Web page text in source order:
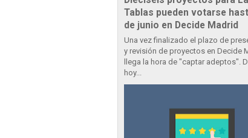
Tablas pueden votarse
de junio en Decide Madrid
Una vez finalizado el plazo de
y revisión de proyectos en Decide
llega la hora de "captar adeptos".
hoy...